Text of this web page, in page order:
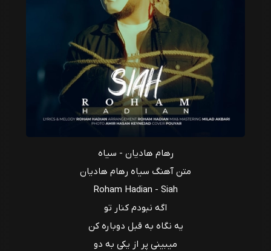
رهام هادیان - سیاه
متن آهنگ سیاه رهام هادیان
Roham Hadian - Siah
اگه نبودم کنار تو
یه نگاه به قبل دوباره کن
میبینی پر از یکی به دو